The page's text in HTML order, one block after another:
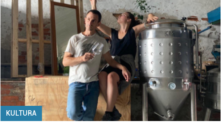
KULTURA